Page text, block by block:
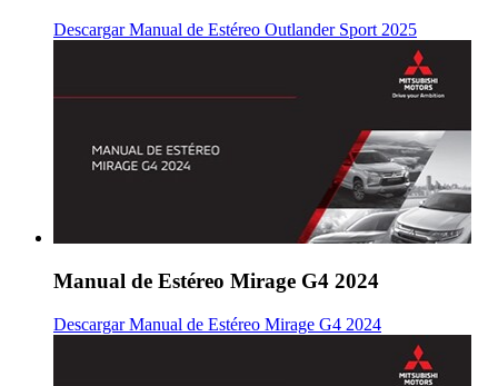
Descargar Manual de Estéreo Outlander Sport 2025
Manual de Estéreo Mirage G4 2024
Descargar Manual de Estéreo Mirage G4 2024